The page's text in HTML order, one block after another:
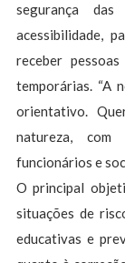
segurança
acessibilidade,
receber
temporárias. “A
orientativo.
natureza,
funcionários e
O principal
situações de
educativas e